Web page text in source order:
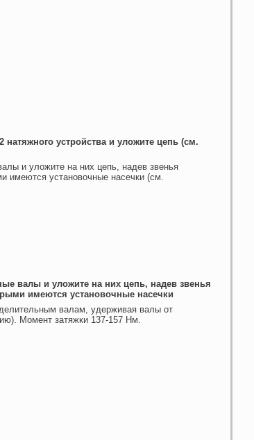
натяжного устройства и уложите цепь (см.
и уложите на них цепь, надев звенья
имеются установочные насечки (см.
валы и уложите на них цепь, надев звенья
имеются установочные насечки
валам, удерживая валы от
Момент затяжки 137-157 Нм.